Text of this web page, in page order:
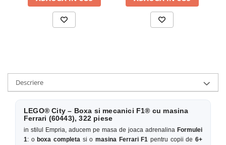
Descriere
LEGO® City – Boxa si mecanici F1® cu masina
Ferrari (60443), 322 piese
in stilul Empria, aducem pe masa de joaca adrenalina Formulei
1: o boxa completa si omasina Ferrari F1 pentru copii de6+